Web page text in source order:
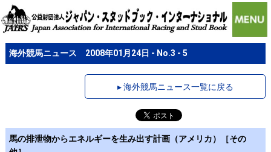
海外競馬ニュース 2008年01月24日 - No.3 - 5
▸ 海外競馬ニュース一覧に戻る
馬の排泄物からエネルギーを生み出す計画（アメリカ）［その